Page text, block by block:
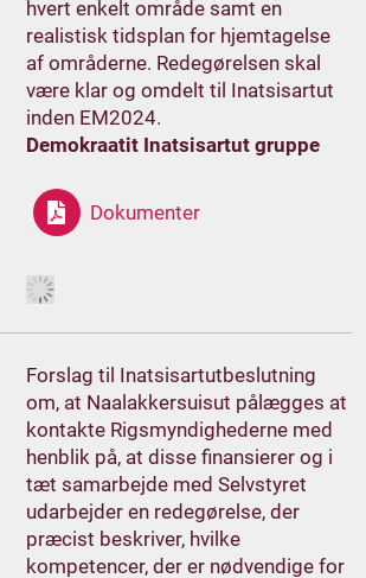
hvert enkelt område samt en
realistisk tidsplan for hjemtagelse
af områderne. Redegørelsen skal
være klar og omdelt til Inatsisartut
inden EM2024.
Demokraatit Inatsisartut gruppe
Dokumenter
Forslag til Inatsisartutbeslutning
om, at Naalakkersuisut pålægges at
kontakte Rigsmyndighederne med
henblik på, at disse finansierer og i
tæt samarbejde med Selvstyret
udarbejder en redegørelse, der
præcist beskriver, hvilke
kompetencer, der er nødvendige for